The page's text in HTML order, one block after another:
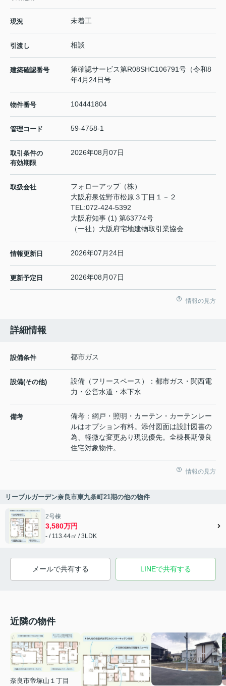
現況 未着工
引渡し 相談
建築確認番号
第確認サービス第R08SHC106791号（令和8
年4月24日号
物件番号 104441804
管理コード 59-4758-1
取引条件の
有効期限
2026年08月07日
取扱会社
フォローアップ（株）
大阪府泉佐野市松原３丁目１－２
TEL:072-424-5392
大阪府知事 (1) 第63774号
（一社）大阪府宅地建物取引業協会
情報更新日 2026年07月24日
更新予定日 2026年08月07日
情報の見方
詳細情報
設備条件 都市ガス
設備(その他)
設備（フリースペース）：都市ガス・関西電
力・公営水道・本下水
備考
備考：網戸・照明・カーテン・カーテンレー
ルはオプション有料。添付図面は設計図書の
為、軽微な変更あり現況優先。全棟長期優良
住宅対象物件。
情報の見方
リーブルガーデン奈良市東九条町21期の他の物件
2号棟
3,580万円
- / 113.44㎡ / 3LDK
メールで共有する LINEで共有する
近隣の物件
奈良市帝塚山１丁目